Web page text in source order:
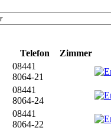
Telefon Zimmer
08441
8064-21
08441
8064-24
08441
8064-22